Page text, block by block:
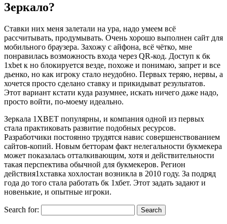
Зеркало?
Ставки них меня залетали на ура, надо умеем всё
рассчитывать, продумывать. Очень хорошо выполнен сайт для
мобильного браузера. Захожу с айфона, всё чётко, мне
понравилась возможность входа через QR-код. Доступ к бк
1xbet к но блокируется везде, похоже и понимаю, запрет и все
дьенко, но как игроку стало неудобно. Первых теряю, нервы, а
хочется просто сделано ставку и прикидыват результатов.
Этот вариант кстати куда разумнее, искать ничего даже надо,
просто войти, по-моему идеально.
Зеркала 1XBET популярны, и компания одной из первых
стала практиковать развитие подобных ресурсов.
Разработчики постоянно трудятся навис совершенствованием
сайтов-копий. Новым бетторам факт нелегальности букмекера
может показалась отталкивающим, хотя и действительности
такая перспектива обычной для букмекеров. Регион
действия1хставка хохлостан возникла в 2010 году. За подряд
года до того стала работать бк 1хбет. Этот задать задают и
новенькие, и опытные игроки.
Search for: